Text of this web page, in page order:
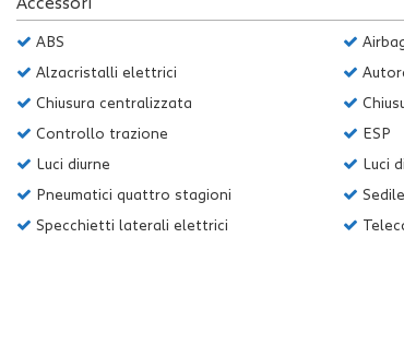
ABS
Alzacristalli elettrici
Chiusura centralizzata
Controllo trazione
Luci diurne
Pneumatici quattro stagioni
Specchietti laterali elettrici
ESP
Luci
questi
strumenti
di
si
rimanda
cookie
policy.
Puoi